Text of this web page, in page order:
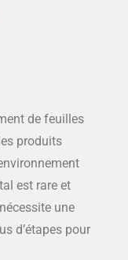
de feuilles
produits
est rare et
une
d’étapes pour